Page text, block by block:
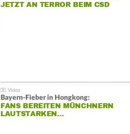
JETZT AN TERROR BEIM CSD
Bayern-Fieber in Hongkong:
FANS BEREITEN MÜNCHNERN
LAUTSTARKEN…